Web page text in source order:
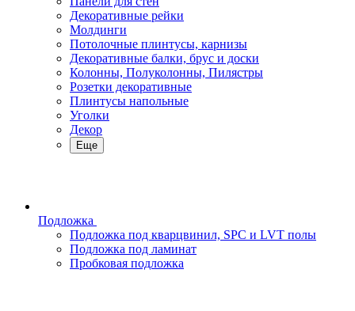
Декоративные рейки
Молдинги
Потолочные плинтусы, карнизы
Декоративные балки, брус и доски
Колонны, Полуколонны, Пилястры
Розетки декоративные
Плинтусы напольные
Уголки
Декор
Еще
Подложка
Подложка под кварцвинил, SPC и LVT полы
Подложка под ламинат
Пробковая подложка